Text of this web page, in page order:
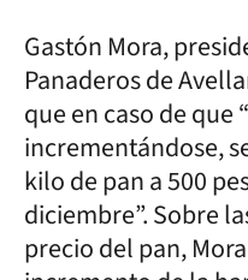
Gastón Mora,
Panaderos de
que en caso de que
incrementándose,
kilo de pan a 500
diciembre”. Sobre
precio del pan,